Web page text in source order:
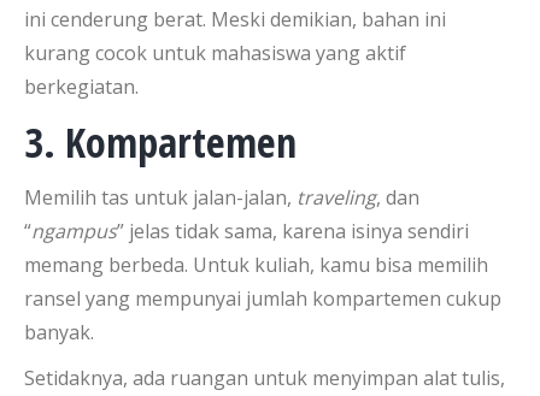
ini cenderung berat. Meski demikian, bahan ini
kurang cocok untuk mahasiswa yang aktif
berkegiatan.
3. Kompartemen
Memilih tas untuk jalan-jalan, traveling, dan
“ngampus” jelas tidak sama, karena isinya sendiri
memang berbeda. Untuk kuliah, kamu bisa memilih
ransel yang mempunyai jumlah kompartemen cukup
banyak.
Setidaknya, ada ruangan untuk menyimpan alat tulis,